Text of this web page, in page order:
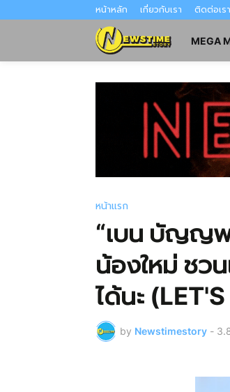
หน้าหลัก เกี่ยวกับเรา ติดต่อเรา
MEGA
หน้าแรก
“เบน บัญญพ
น้องใหม่ ชว
ได้นะ
by Newstimestory -